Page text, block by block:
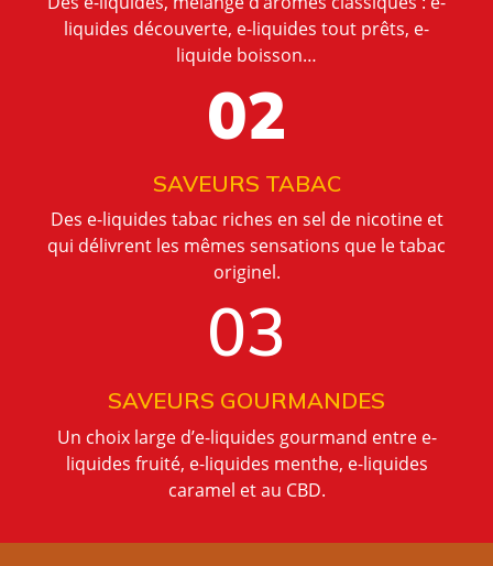
liquides découverte, e-liquides tout prêts, e-
liquide boisson…
02
SAVEURS TABAC
Des e-liquides tabac riches en sel de nicotine et
qui délivrent les mêmes sensations que le tabac
originel.
03
SAVEURS GOURMANDES
Un choix large d’e-liquides gourmand entre e-
liquides fruité, e-liquides menthe, e-liquides
caramel et au CBD.